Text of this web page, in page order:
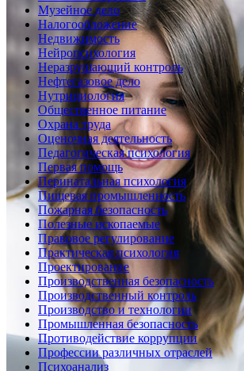
Музейное дело
Налогообложение
Недвижимость
Нейропсихология
Неразрушающий контроль
Нефтегазовое дело
Нутрициология
Общественное питание
Охрана труда
Оценочная деятельность
Педагогическая психология
Первая помощь
Перинатальная психология
Пищевая промышленность
Пожарная безопасность
Полезные ископаемые
Правовое регулирование
Практическая психология
Проектирование
Производственная безопасность
Производственный контроль
Производство и технологии
Промышленная безопасность
Противодействие коррупции
Профессии различных отраслей
Психоанализ